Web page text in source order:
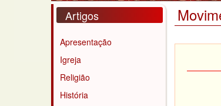
Artigos
Apresentação
Igreja
Religião
História